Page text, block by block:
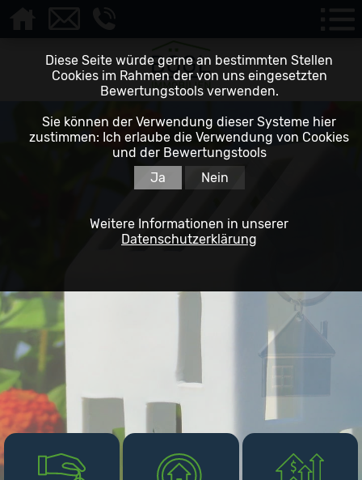
Diese Seite würde gerne an bestimmten Stellen
Cookies im Rahmen der von uns eingesetzten
Bewertungstools verwenden.
Sie können der Verwendung dieser Systeme hier
zustimmen: Ich erlaube die Verwendung von Cookies
und der Bewertungstools
Ja
Nein
Weitere Informationen in unserer
Datenschutzerklärung